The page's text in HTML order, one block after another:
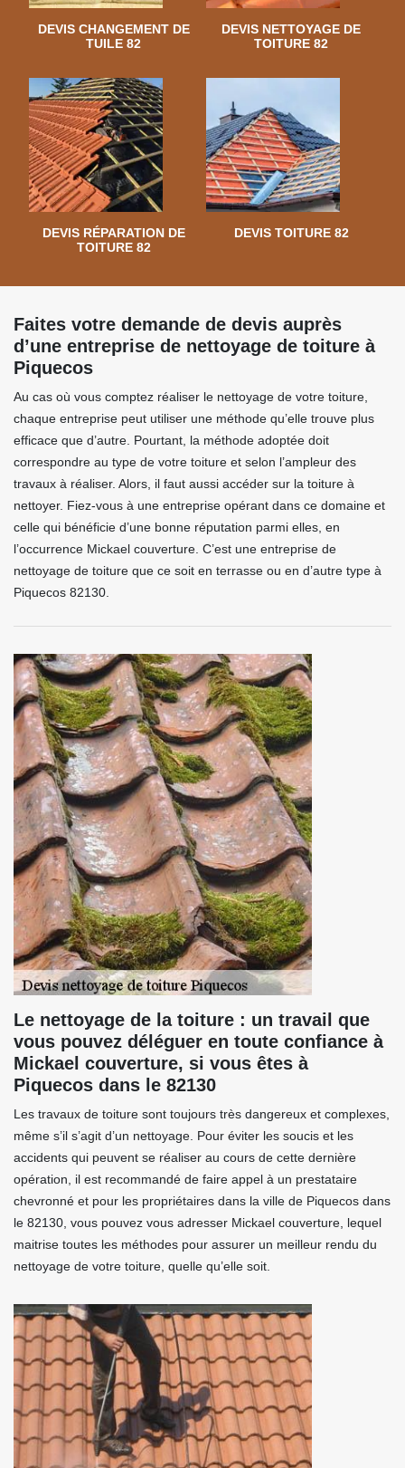
DEVIS CHANGEMENT DE
TUILE 82
DEVIS NETTOYAGE DE
TOITURE 82
DEVIS RÉPARATION DE
TOITURE 82
DEVIS TOITURE 82
Faites votre demande de devis auprès
d’une entreprise de nettoyage de toiture à
Piquecos
Au cas où vous comptez réaliser le nettoyage de votre toiture,
chaque entreprise peut utiliser une méthode qu’elle trouve plus
efficace que d’autre. Pourtant, la méthode adoptée doit
correspondre au type de votre toiture et selon l’ampleur des
travaux à réaliser. Alors, il faut aussi accéder sur la toiture à
nettoyer. Fiez-vous à une entreprise opérant dans ce domaine et
celle qui bénéficie d’une bonne réputation parmi elles, en
l’occurrence Mickael couverture. C’est une entreprise de
nettoyage de toiture que ce soit en terrasse ou en d’autre type à
Piquecos 82130.
Le nettoyage de la toiture : un travail que
vous pouvez déléguer en toute confiance à
Mickael couverture, si vous êtes à
Piquecos dans le 82130
Les travaux de toiture sont toujours très dangereux et complexes,
même s’il s’agit d’un nettoyage. Pour éviter les soucis et les
accidents qui peuvent se réaliser au cours de cette dernière
opération, il est recommandé de faire appel à un prestataire
chevronné et pour les propriétaires dans la ville de Piquecos dans
le 82130, vous pouvez vous adresser Mickael couverture, lequel
maitrise toutes les méthodes pour assurer un meilleur rendu du
nettoyage de votre toiture, quelle qu’elle soit.